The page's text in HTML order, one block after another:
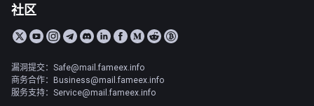
社区
漏洞提交：Safe@mail.fameex.info
商务合作：Business@mail.fameex.info
服务支持：Service@mail.fameex.info